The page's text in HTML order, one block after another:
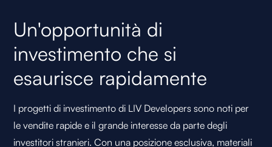
Un'opportunità di
investimento che si
esaurisce rapidamente
I progetti di investimento di LIV Developers sono noti per
le vendite rapide e il grande interesse da parte degli
investitori stranieri. Con una posizione esclusiva, materiali